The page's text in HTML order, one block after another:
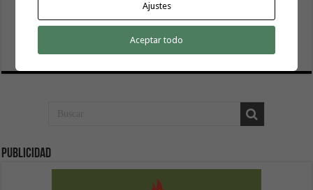
El servicio informativo itinerante de ‘La Gomera
Acompaña’ llega este lunes a Hermigua
Publicidad
Ajustes
Aceptar todo